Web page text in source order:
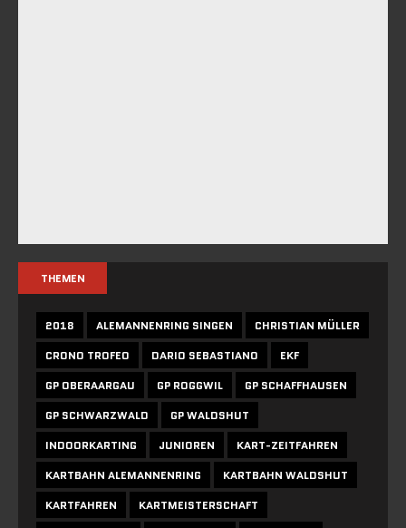
THEMEN
2018 ALEMANNENRING SINGEN
CHRISTIAN MÜLLER
CRONO TROFEO
DARIO SEBASTIANO
EKF
GP OBERAARGAU
GP ROGGWIL
GP SCHAFFHAUSEN
GP SCHWARZWALD
GP WALDSHUT
INDOORKARTING
JUNIOREN
KART-ZEITFAHREN
KARTBAHN ALEMANNENRING
KARTBAHN WALDSHUT
KARTFAHREN
KARTMEISTERSCHAFT